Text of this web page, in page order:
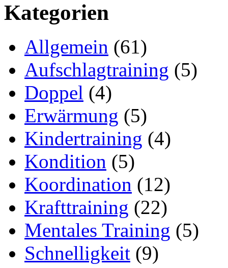
Kategorien
Allgemein (61)
Aufschlagtraining (5)
Doppel (4)
Erwärmung (5)
Kindertraining (4)
Kondition (5)
Koordination (12)
Krafttraining (22)
Mentales Training (5)
Schnelligkeit (9)